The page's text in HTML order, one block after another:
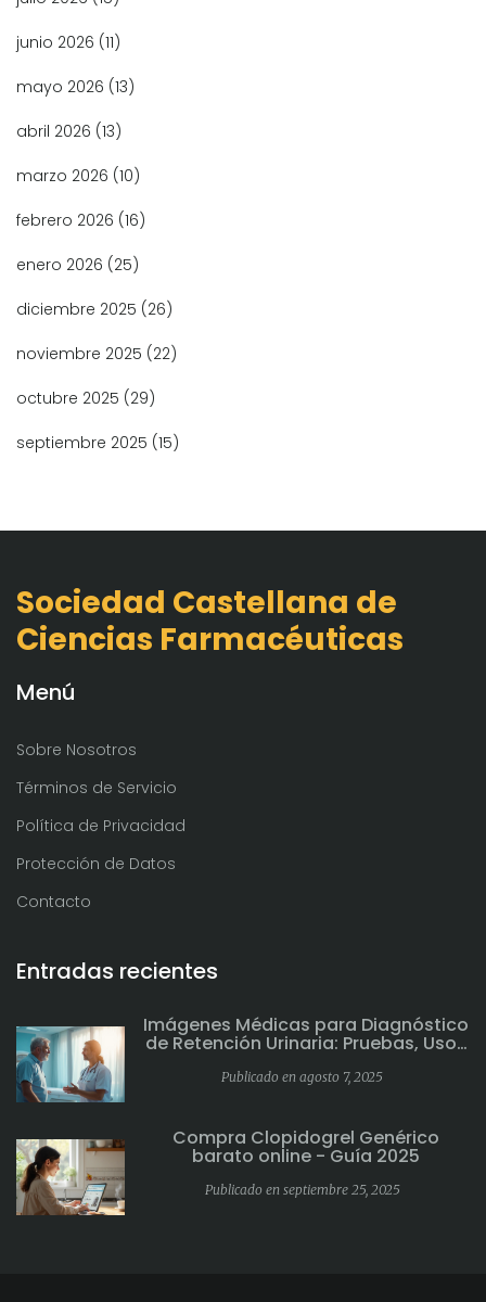
junio 2026 (11)
mayo 2026 (13)
abril 2026 (13)
marzo 2026 (10)
febrero 2026 (16)
enero 2026 (25)
diciembre 2025 (26)
noviembre 2025 (22)
octubre 2025 (29)
septiembre 2025 (15)
Sociedad Castellana de
Ciencias Farmacéuticas
Menú
Sobre Nosotros
Términos de Servicio
Política de Privacidad
Protección de Datos
Contacto
Entradas recientes
Imágenes Médicas para Diagnóstico
de Retención Urinaria: Pruebas, Usos
Publicado en agosto 7, 2025
Compra Clopidogrel Genérico
barato online - Guía 2025
Publicado en septiembre 25, 2025